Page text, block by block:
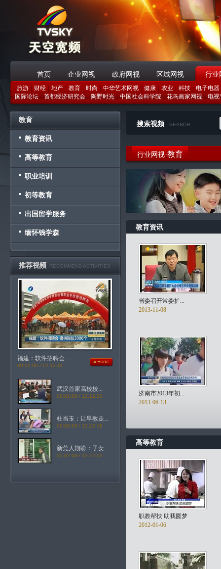
首页 企业网视 政府网视 区域网视 行业
战略合作伙伴
旅游 财经 地产 教育 时尚 中华艺术网视 健康 农业 科技
电子电器
国际论坛 | 首都经济研究会 | 陶野时光 | 中国社会科学院 | 花鸟画家网视 | 电视
教育
教育资讯
高等教育
职业培训
初等教育
出国留学服务
缅怀钱学森
推荐视频 RECOMMEND ACTIVITIES
福建：软件招聘会...
00:02:00 / 12.12.31
武汉首家高校校...
00:01:00 / 12.12.20
杜当玉：让早教走...
00:02:00 / 12.12.18
新莞人期盼：子女...
00:02:00 / 12.12.03
搜索视频 SEARCH
行业网视·教育
教育资讯
省委召开常委扩...
2013-11-08
济南市2013年初...
2013-06-13
高等教育
职教帮扶 助我圆梦
2012-01-06